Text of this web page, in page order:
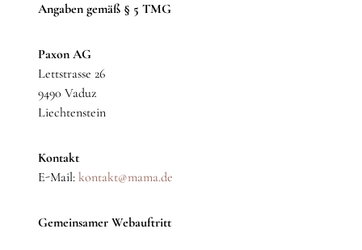
Angaben gemäß § 5 TMG
Paxon AG
Lettstrasse 26
9490 Vaduz
Liechtenstein
Kontakt
E-Mail:kontakt@mama.de
Gemeinsamer Webauftritt